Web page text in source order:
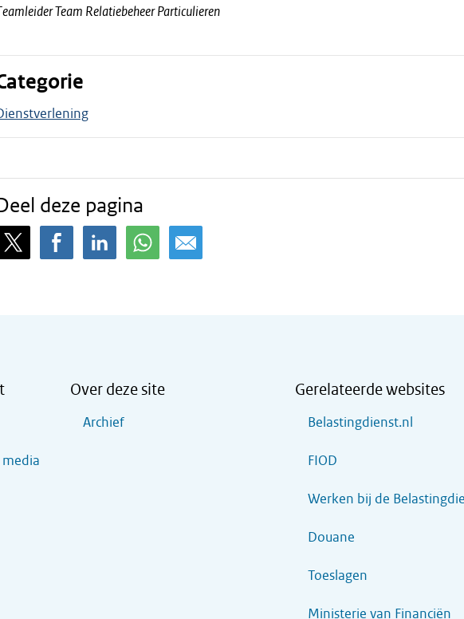
eamleider Team Relatiebeheer Particulieren
deze pagina
Over deze site
Archief
Gerelateerde websites
Belastingdienst.nl
FIOD
Werken bij de
Douane
Toeslagen
Ministerie van Financiën